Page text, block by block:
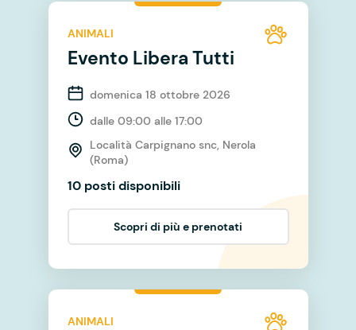
ANIMALI
Evento Libera Tutti
domenica 18 ottobre 2026
dalle 09:00 alle 17:00
Località Carpignano snc, Nerola
(Roma)
10 posti disponibili
Scopri di più e prenotati
ANIMALI